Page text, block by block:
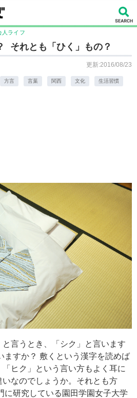
人ライフ
それとも「ひく」もの？
更新:2016/08/23
方言 言葉 関西 文化 生活習慣
言うとき、「シク」と言います
ますか？ 敷くという漢字を読めば
「ヒク」という言い方もよく耳に
なのでしょうか。それとも方
に研究している園田学園女子大学